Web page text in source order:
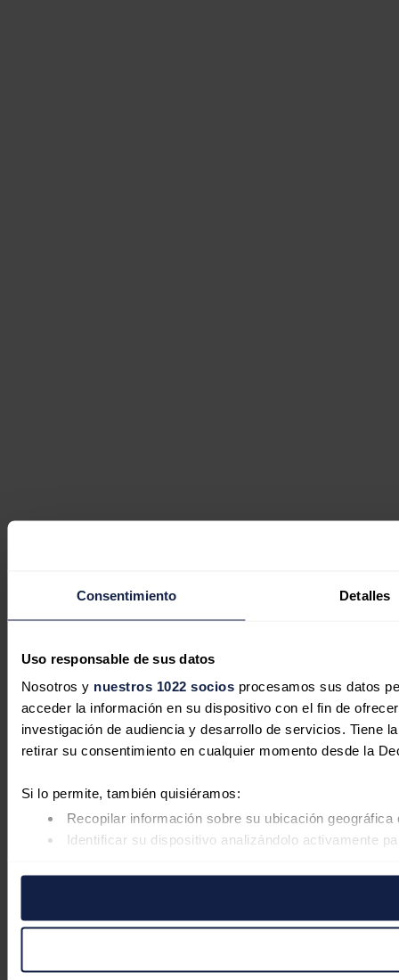
Consentimiento Detalles
Uso responsable de sus datos
Nosotros y nuestros 1022 sociosprocesamos sus datos
acceder la información en su dispositivo con el fin de
investigación de audiencia y desarrollo de servicios. Tiene
retirar su consentimiento en cualquier momento desde la
Si lo permite, también quisiéramos:
Recopilar información sobre su ubicación
Identificar su dispositivo analizándolo activamente
Las cookies de este sitio web se usan para personalizar el
pueden combinarla con otra información que les haya